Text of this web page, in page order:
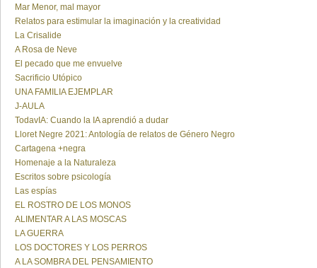
Mar Menor, mal mayor
Relatos para estimular la imaginación y la creatividad
La Crisalide
A Rosa de Neve
El pecado que me envuelve
Sacrificio Utópico
UNA FAMILIA EJEMPLAR
J-AULA
TodavIA: Cuando la IA aprendió a dudar
Lloret Negre 2021: Antología de relatos de Género Negro
Cartagena +negra
Homenaje a la Naturaleza
Escritos sobre psicología
Las espías
EL ROSTRO DE LOS MONOS
ALIMENTAR A LAS MOSCAS
LA GUERRA
LOS DOCTORES Y LOS PERROS
A LA SOMBRA DEL PENSAMIENTO